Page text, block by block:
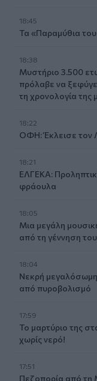
18:45
Τα «Παραμύθια
18:38
Μυστήριο 3.500
πρόλαβε να
τη χρονολογία της
18:22
ΟΦΗ: Έκλεισε τον
18:21
ΕΛΓΕΚΑ:
φράουλα
18:05
Μια μεγάλη
από τη γέννηση
18:04
Νεκρή
από πυροβολισμό
17:59
Το μαρτύριο της
χωρίς νερό!
17:51
Πεζοπορία από τη